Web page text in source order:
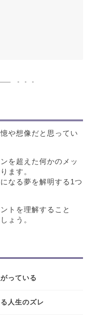
や想像だと思ってい
を超えた何かのメッ
ます。
なる夢を解明する1つ
トを理解すること
ょう。
っている
人生のズレ